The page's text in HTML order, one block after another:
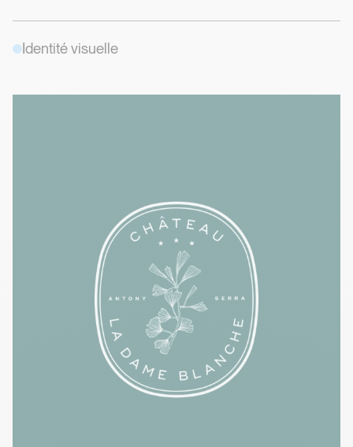
Identité visuelle